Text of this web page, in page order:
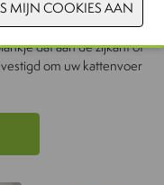
dat aan de zijkant of
om uw kattenvoer